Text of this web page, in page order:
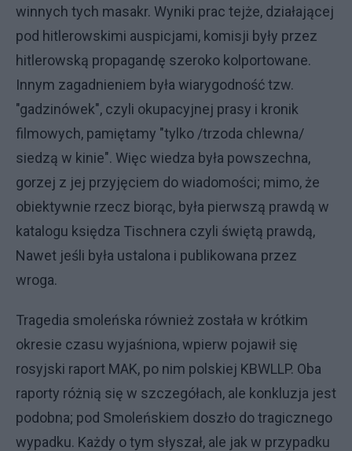
winnych tych masakr. Wyniki prac tejże, działającej
pod hitlerowskimi auspicjami, komisji były przez
hitlerowską propagandę szeroko kolportowane.
Innym zagadnieniem była wiarygodność tzw.
"gadzinówek", czyli okupacyjnej prasy i kronik
filmowych, pamiętamy "tylko /trzoda chlewna/
siedzą w kinie". Więc wiedza była powszechna,
gorzej z jej przyjęciem do wiadomości; mimo, że
obiektywnie rzecz biorąc, była pierwszą prawdą w
katalogu księdza Tischnera czyli świętą prawdą,
Nawet jeśli była ustalona i publikowana przez
wroga.
Tragedia smoleńska również została w krótkim
okresie czasu wyjaśniona, wpierw pojawił się
rosyjski raport MAK, po nim polskiej KBWLLP. Oba
raporty różnią się w szczegółach, ale konkluzja jest
podobna; pod Smoleńskiem doszło do tragicznego
wypadku. Każdy o tym słyszał, ale jak w przypadku